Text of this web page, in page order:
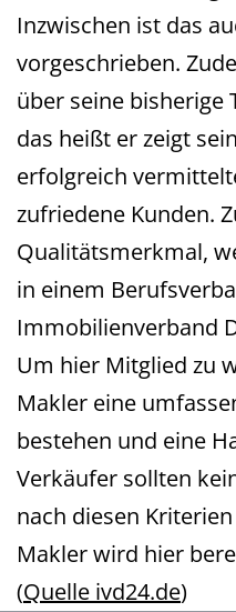
Inzwischen ist das
vorgeschrieben.
über seine bisherige
das heißt er zeigt
erfolgreich
zufriedene Kunden.
Qualitätsmerkmal,
in einem
Immobilienverband
Um hier Mitglied zu
Makler eine
bestehen und eine
Verkäufer sollten
nach diesen
Makler wird hier
(Quelle ivd24.de)